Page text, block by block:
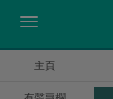
主頁